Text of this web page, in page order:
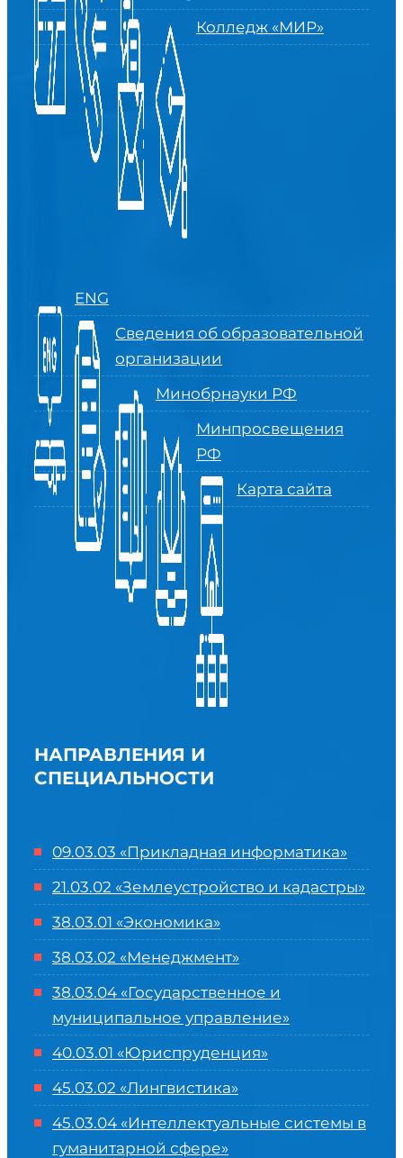
Колледж «МИР»
ENG
Сведения об образовательной
организации
Минобрнауки РФ
Минпросвещения
РФ
Карта сайта
НАПРАВЛЕНИЯ И
СПЕЦИАЛЬНОСТИ
09.03.03 «Прикладная информатика»
21.03.02 «Землеустройство и кадастры»
38.03.01 «Экономика»
38.03.02 «Менеджмент»
38.03.04 «Государственное и
муниципальное управление»
40.03.01 «Юриспруденция»
45.03.02 «Лингвистика»
45.03.04 «Интеллектуальные системы в
гуманитарной сфере»